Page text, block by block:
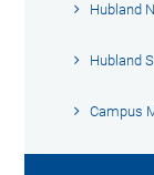
Hubland
Hubland
Campus